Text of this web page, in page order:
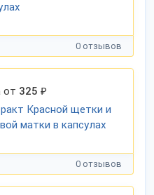
0 отзывов
от 325 ₽
Красной щетки и
матки в капсулах
0 отзывов